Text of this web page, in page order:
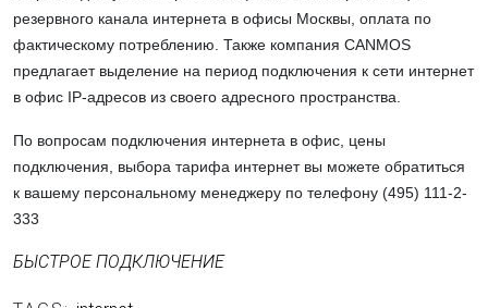
резервного канала интернета в офисы Москвы, оплата по
фактическому потреблению. Также компания CANMOS
предлагает выделение на период подключения к сети интернет
в офис IP-адресов из своего адресного пространства.
По вопросам подключения интернета в офис, цены
подключения, выбора тарифа интернет вы можете обратиться
к вашему персональному менеджеру по телефону (495) 111-2-
333
БЫСТРОЕ ПОДКЛЮЧЕНИЕ